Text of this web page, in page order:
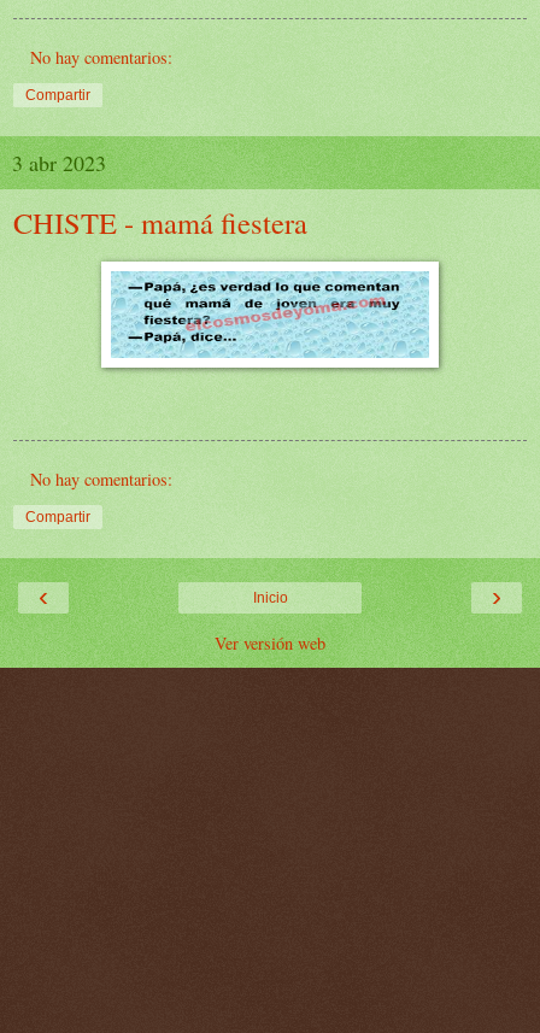
No hay comentarios:
Compartir
3 abr 2023
CHISTE - mamá fiestera
No hay comentarios:
Compartir
‹ ›
Inicio
Ver versión web